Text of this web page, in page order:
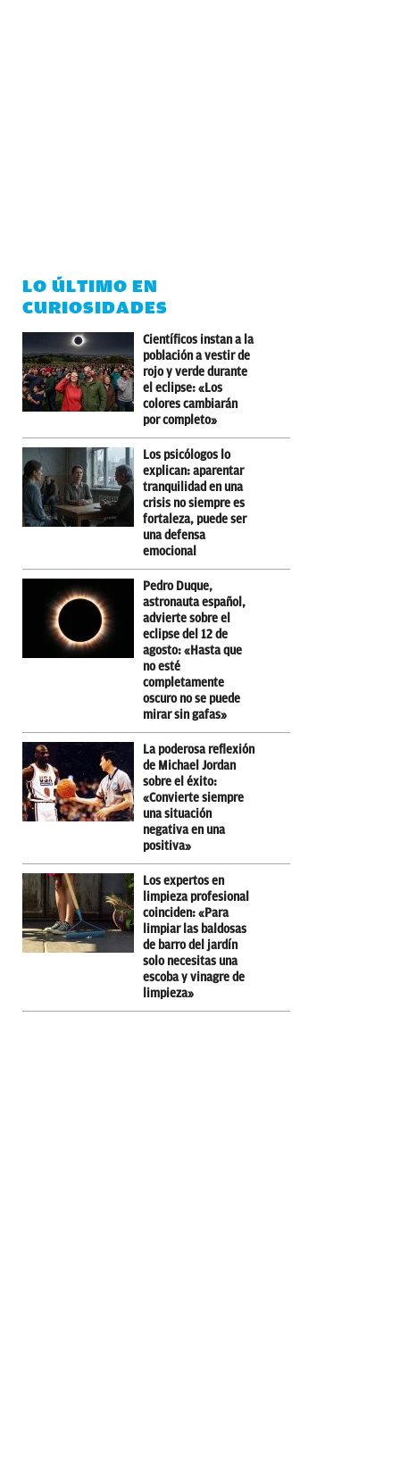
LO ÚLTIMO EN
CURIOSIDADES
Científicos instan a la
población a vestir de
rojo y verde durante
el eclipse: «Los
colores cambiarán
por completo»
Los psicólogos lo
explican: aparentar
tranquilidad en una
crisis no siempre es
fortaleza, puede ser
una defensa
emocional
Pedro Duque,
astronauta español,
advierte sobre el
eclipse del 12 de
agosto: «Hasta que
no esté
completamente
oscuro no se puede
mirar sin gafas»
La poderosa reflexión
de Michael Jordan
sobre el éxito:
«Convierte siempre
una situación
negativa en una
positiva»
Los expertos en
limpieza profesional
coinciden: «Para
limpiar las baldosas
de barro del jardín
solo necesitas una
escoba y vinagre de
limpieza»